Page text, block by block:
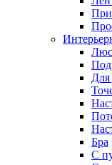
Для
Бра
С